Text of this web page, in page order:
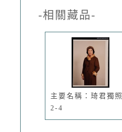
-相關藏品-
主要名稱：琦君獨照
2-4